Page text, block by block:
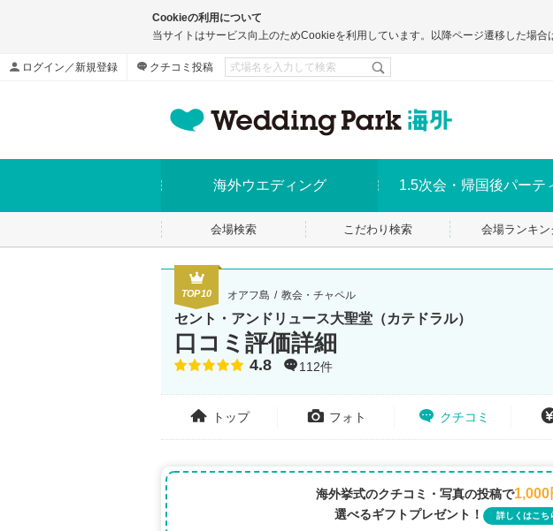
Cookieの利用について
当サイトはサービス向上のためCookieを利用しています。以降ページ遷移した場合
ログイン／新規登録 クチコミ投稿
海外ウエディング 1.5次会・帰国後パーテ
会場検索 こだわり検索 会場ランキン
TOP10 オアフ島 教会・チャペル
セント・アンドリュース大聖堂（カテドラル）
口コミ評価詳細
点数
4.8 112件
トップ フォト クチコミ
海外挙式のクチコミ・写真の投稿で1,000
選べるギフトプレゼント！
詳しくはこち